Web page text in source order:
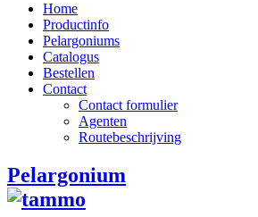
Home
Productinfo
Pelargoniums
Catalogus
Bestellen
Contact
Contact formulier
Agenten
Routebeschrijving
Pelargonium